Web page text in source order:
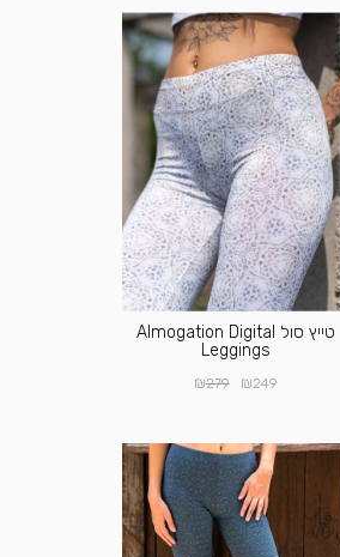
טייץ סול Almogation Digital
Leggings
₪249
₪279